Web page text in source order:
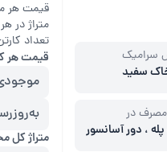
سرامیک
سفید
مصرف در
پله ، دور آسانسور
قیمت هر
متراژ در
تعداد
قیمت هر
موجودی
متراژ کل